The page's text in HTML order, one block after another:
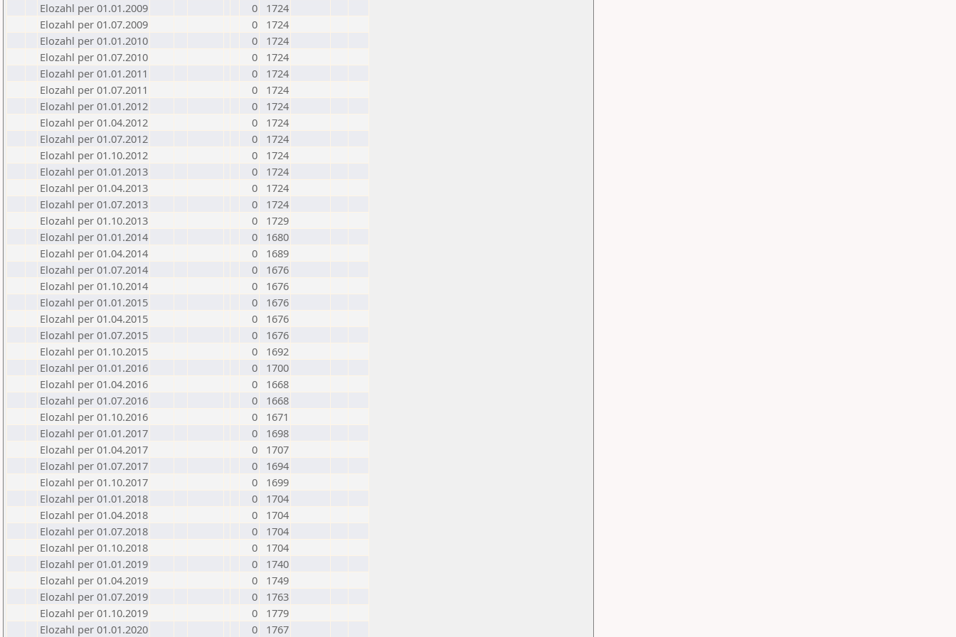
Elozahl per 01.01.2009
0
1724
Elozahl per 01.07.2009
0
1724
Elozahl per 01.01.2010
0
1724
Elozahl per 01.07.2010
0
1724
Elozahl per 01.01.2011
0
1724
Elozahl per 01.07.2011
0
1724
Elozahl per 01.01.2012
0
1724
Elozahl per 01.04.2012
0
1724
Elozahl per 01.07.2012
0
1724
Elozahl per 01.10.2012
0
1724
Elozahl per 01.01.2013
0
1724
Elozahl per 01.04.2013
0
1724
Elozahl per 01.07.2013
0
1724
Elozahl per 01.10.2013
0
1729
Elozahl per 01.01.2014
0
1680
Elozahl per 01.04.2014
0
1689
Elozahl per 01.07.2014
0
1676
Elozahl per 01.10.2014
0
1676
Elozahl per 01.01.2015
0
1676
Elozahl per 01.04.2015
0
1676
Elozahl per 01.07.2015
0
1676
Elozahl per 01.10.2015
0
1692
Elozahl per 01.01.2016
0
1700
Elozahl per 01.04.2016
0
1668
Elozahl per 01.07.2016
0
1668
Elozahl per 01.10.2016
0
1671
Elozahl per 01.01.2017
0
1698
Elozahl per 01.04.2017
0
1707
Elozahl per 01.07.2017
0
1694
Elozahl per 01.10.2017
0
1699
Elozahl per 01.01.2018
0
1704
Elozahl per 01.04.2018
0
1704
Elozahl per 01.07.2018
0
1704
Elozahl per 01.10.2018
0
1704
Elozahl per 01.01.2019
0
1740
Elozahl per 01.04.2019
0
1749
Elozahl per 01.07.2019
0
1763
Elozahl per 01.10.2019
0
1779
Elozahl per 01.01.2020
0
1767